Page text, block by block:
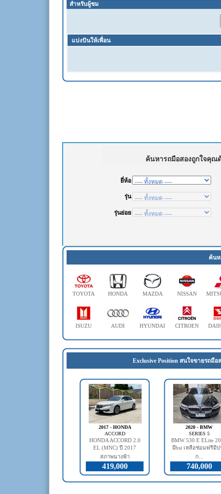
สำหรับผู้ชม
แบ่งปันให้เพื่อน
ค้น
TOYOTA HONDA MAZDA NISSAN
ISUZU AUDI HYUNDAI CITROEN
Exclusive Position สนใจขายรถมื
2017 - HONDA
ACCORD
HONDA ACCORD 2.0
EL (MNC) ปี 2017
สภาพนางฟ้า
419,000
2020 - BMW
SERIES 5
BMW 530 E ELite
มีbsi เหลือซ่อมฟรีมีป
ก...
740,000